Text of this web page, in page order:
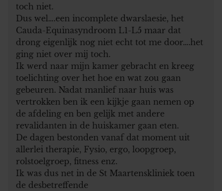
toch niet.
Dus wel….een incomplete dwarslaesie, het
Cauda-Equinasyndroom L1-L5 maar dat
drong eigenlijk nog niet echt tot me door….het
ging niet over mij toch.
Ik werd naar mijn kamer gebracht en kreeg
toelichting over het hoe en wat zou gaan
gebeuren. Nadat manlief naar huis was
vertrokken ben ik een kijkje gaan nemen op
de afdeling en ben gelijk met andere
revalidanten in de huiskamer gaan eten.
De dagen bestonden vanaf dat moment uit
allerlei therapie, Fysio, ergo, loopgroep,
rolstoelgroep, fitness enz.
Ik was dus net in de St Maartenskliniek toen
de desbetreffende